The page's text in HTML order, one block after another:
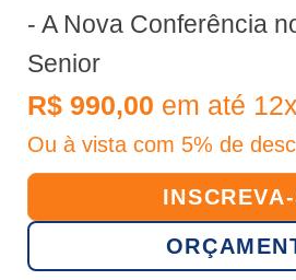
- A Nova Conferência
Senior
R$ 990,00 em até 12x
Ou à vista com 5% de